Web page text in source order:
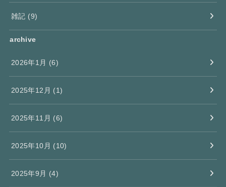
雑記 (9)
archive
2026年1月 (6)
2025年12月 (1)
2025年11月 (6)
2025年10月 (10)
2025年9月 (4)